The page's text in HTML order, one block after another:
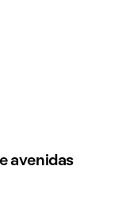
avenidas